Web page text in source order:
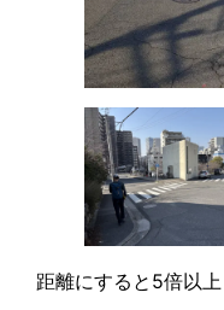
距離にすると5倍以上